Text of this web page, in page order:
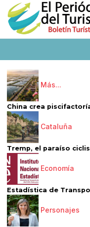
Más...
China crea
Cataluña
Tremp, el paraíso
Economía
Estadística de
Personajes